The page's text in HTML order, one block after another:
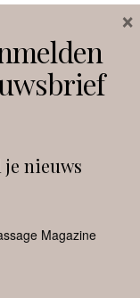
je nieuws
Magazine
×